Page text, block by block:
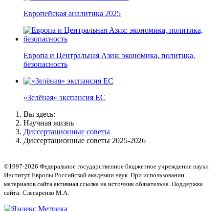
Европейская аналитика 2025
Европа и Центральная Азия: экономика, политика,
безопасность
«Зелёная» экспансия ЕС
Вы здесь:
Научная жизнь
Диссертационные советы
Диссертационные советы 2025-2026
©1997-2026 Федеральное государственное бюджетное учреждение науки
Институт Европы Российской академии наук. При использовании
материалов сайта активная ссылка на источник обязательна. Поддержка
сайта: Слесаренко М.А.